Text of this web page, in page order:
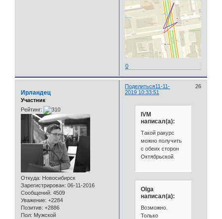
0
Поделиться 26
11-11-
2019 10:33:51
Ирландец
Участник
Рейтинг:
Откуда: Новосибирск
Зарегистрирован: 06-11-2016
Сообщений: 4509
Уважение: +2284
Позитив: +2886
Пол: Мужской
IVM
написал(а):
Такой ракурс
можно получить
с обеих сторон
Октябрьской.
Olga
написал(а):
Возможно.
Только